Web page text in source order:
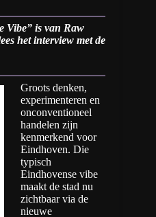
Vibe” is van Raw
het interview met de
Groots denken,
experimenteren en
onconventioneel
handelen zijn
kenmerkend voor
Eindhoven. Die
typisch
Eindhovense vibe
maakt de stad nu
zichtbaar via de
nieuwe